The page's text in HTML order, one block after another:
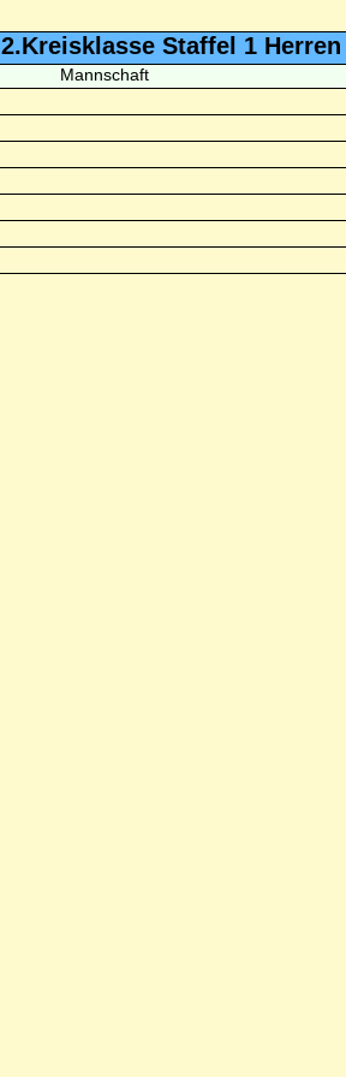
2.Kreisklasse Staffel 1 Herren
Mannschaft